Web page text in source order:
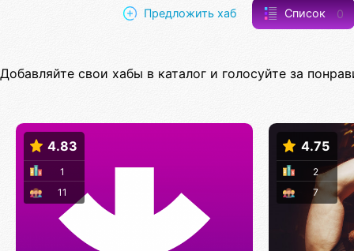
Предложить хаб Список 0
Добавляйте свои хабы в каталог и голосуйте за
4.83
11
1
4.75
7
2